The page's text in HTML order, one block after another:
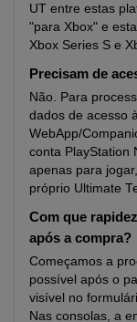
UT entre estas
"para Xbox" e
Xbox Series S e
Precisam de
Não. Para
dados de acesso
WebApp/
conta PlayStation
apenas para
próprio Ultimate
Com que
após a compra?
Começamos a
possível após o
visível no
Nas consolas, a